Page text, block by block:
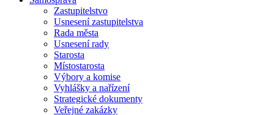
Zastupitelstvo
Usnesení zastupitelstva
Rada města
Usnesení rady
Starosta
Místostarosta
Výbory a komise
Vyhlášky a nařízení
Strategické dokumenty
Veřejné zakázky